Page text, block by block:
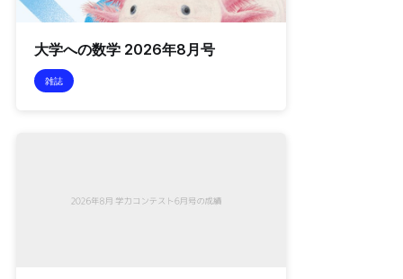
大学への数学 2026年8月号
雑誌